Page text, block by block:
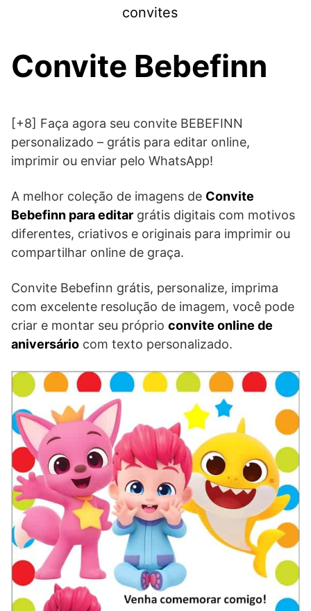
convites
Convite Bebefinn
[+8] Faça agora seu convite BEBEFINN
personalizado – grátis para editar online,
imprimir ou enviar pelo WhatsApp!
A melhor coleção de imagens de Convite
Bebefinn para editar grátis digitais com motivos
diferentes, criativos e originais para imprimir ou
compartilhar online de graça.
Convite Bebefinn grátis, personalize, imprima
com excelente resolução de imagem, você pode
criar e montar seu próprio convite online de
aniversário com texto personalizado.